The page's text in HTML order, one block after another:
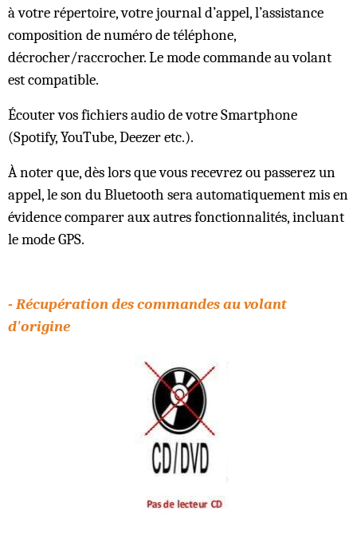
à votre répertoire, votre journal d’appel, l’assistance
composition de numéro de téléphone,
décrocher/raccrocher. Le mode commande au volant
est compatible.
Écouter vos fichiers audio de votre Smartphone
(Spotify, YouTube, Deezer etc.).
À noter que, dès lors que vous recevrez ou passerez un
appel, le son du Bluetooth sera automatiquement mis en
évidence comparer aux autres fonctionnalités, incluant
le mode GPS.
- Récupération des commandes au volant
d'origine